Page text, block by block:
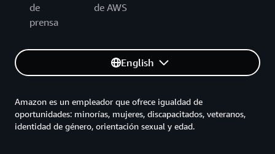
de
prensa
de AWS
English
Amazon es un empleador que ofrece igualdad de
oportunidades: minorías, mujeres, discapacitados, veteranos,
identidad de género, orientación sexual y edad.